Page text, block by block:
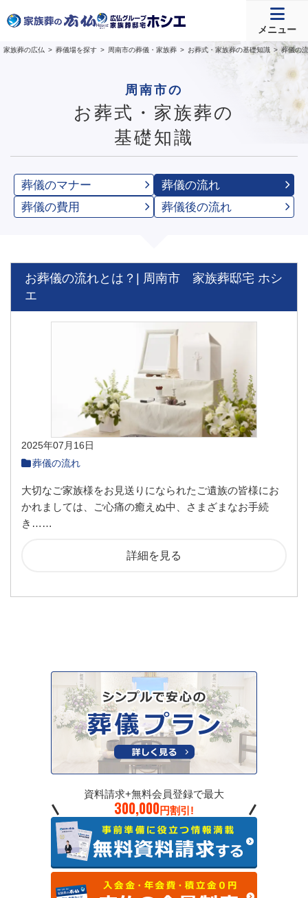
メニュー
家族葬の広仏 葬儀場を探す 周南市の葬儀・家族葬 お葬式・家族葬の基礎知識 葬儀の
周南市の
お葬式・家族葬の
基礎知識
葬儀のマナー
葬儀の流れ
葬儀の費用
葬儀後の流れ
お葬儀の流れとは？| 周南市 家族葬邸宅 ホシ
エ
2025年07月16日
葬儀の流れ
大切なご家族様をお見送りになられたご遺族の皆様にお
かれましては、ご心痛の癒えぬ中、さまざまなお手続
き……
詳細を見る
資料請求+無料会員登録で最大
300,000円割引!